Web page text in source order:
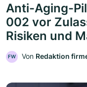
Anti-Aging-
002 vor
Risiken und
FW Von Redaktion